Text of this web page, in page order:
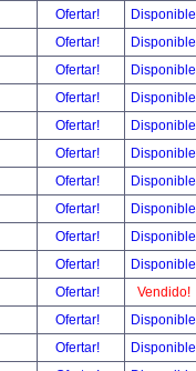
Ofertar!
Disponible
Ofertar!
Disponible
Ofertar!
Disponible
Ofertar!
Disponible
Ofertar!
Disponible
Ofertar!
Disponible
Ofertar!
Disponible
Ofertar!
Disponible
Ofertar!
Disponible
Ofertar!
Disponible
Ofertar!
Vendido!
Ofertar!
Disponible
Ofertar!
Disponible